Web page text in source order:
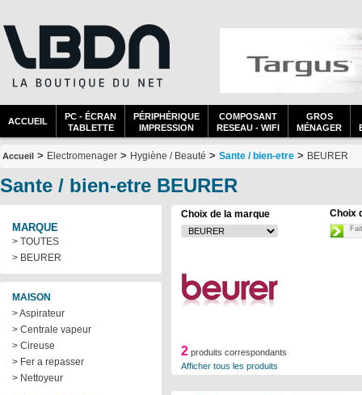
ACCUEIL
PC - ÉCRAN
TABLETTE
PÉRIPHÉRIQUE
IMPRESSION
COMPOSANT
RESEAU - WIFI
GROS
MÉNAGER
Accueil > Electromenager > Hygiène / Beauté > Sante / bien-etre > BEURER
Sante / bien-etre BEURER
MARQUE
> TOUTES
> BEURER
MAISON
> Aspirateur
> Centrale vapeur
> Cireuse
> Fer a repasser
> Nettoyeur
Choix de la marque Choix
2 produits correspondants
Afficher tous les produits